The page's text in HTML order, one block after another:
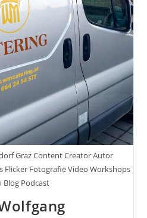
Graz Content Creator Autor
Flicker Fotografie Video Workshops
Blog Podcast